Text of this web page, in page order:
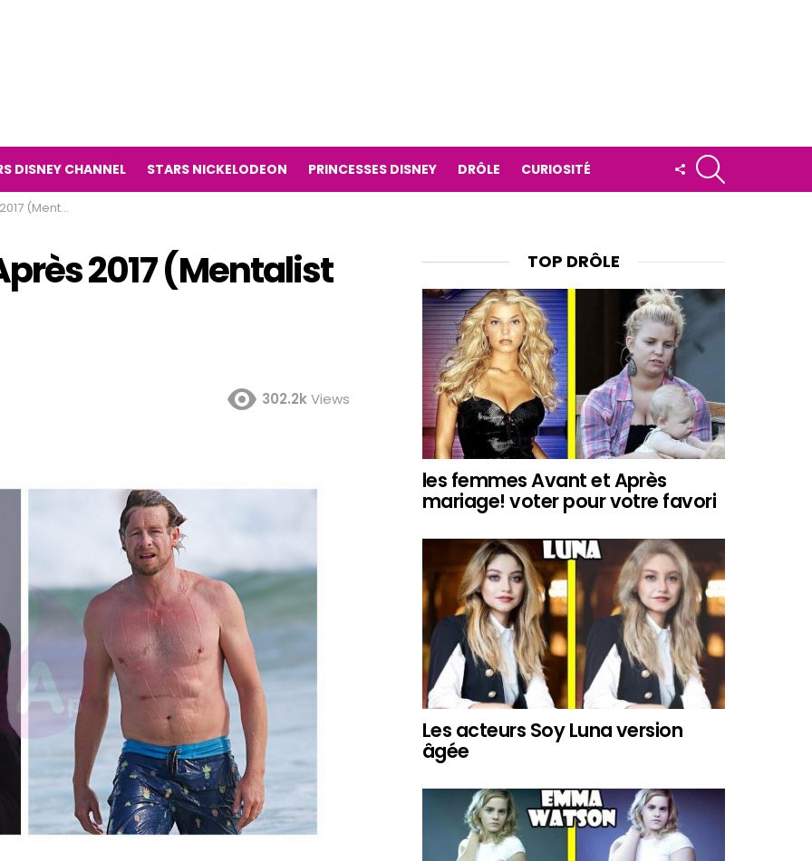
DISNEY CHANNEL STARS NICKELODEON PRINCESSES DISNEY DRÔLE CURIOSITÉ
FOLLOW
US
série télévisée)
2017 (Mentalist
302.2kViews
TOP DRÔLE
les femmes Avant et Après
mariage! voter pour votre favori
Les acteurs Soy Luna version
âgée